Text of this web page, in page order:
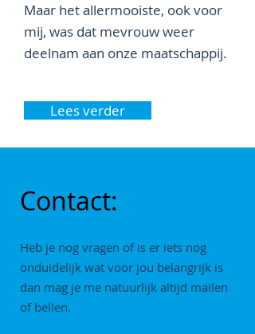
Maar het allermooiste, ook voor
mij, was dat mevrouw weer
deelnam aan onze maatschappij.
Lees verder
Contact:
Heb je nog vragen of is er iets nog
onduidelijk wat voor jou belangrijk is
dan mag je me natuurlijk altijd mailen
of bellen.